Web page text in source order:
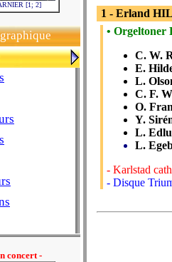
[1; 2]
concert -
1 - Erland
• Orgeltoner
C. W.
E.
L.
C. F.
O.
Y.
L.
L.
- Karlstad
- Disque